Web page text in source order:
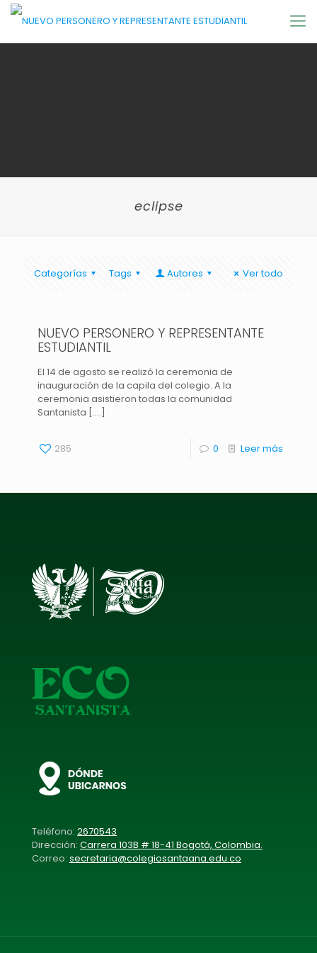
eclipse
Categorías Tags Autores Ver todo
NUEVO PERSONERO Y REPRESENTANTE
ESTUDIANTIL
El 14 de agosto se realizó la ceremonia de
inauguración de la capila del colegio. A la
ceremonia asistieron todas la comunidad
Santanista [....]
285 0 Leer más
Teléfono: 2670543
Dirección: Carrera 103B # 18-41 Bogotá, Colombia.
Correo: secretaria@colegiosantaana.edu.co